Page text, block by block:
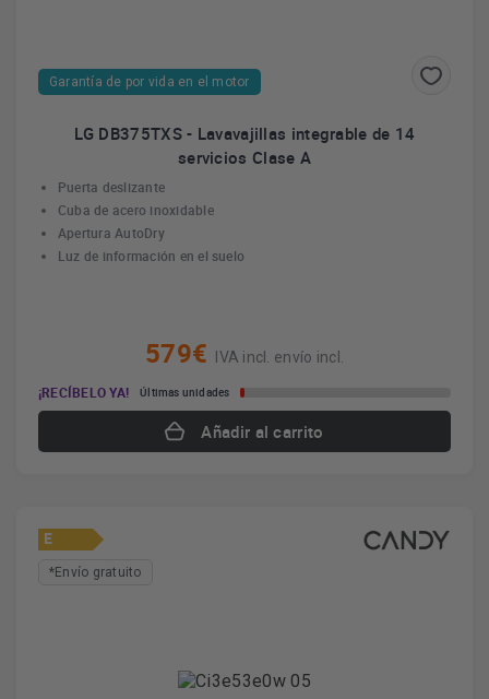
Garantía de por vida en el motor
LG DB375TXS - Lavavajillas integrable de 14
servicios Clase A
Puerta deslizante
Cuba de acero inoxidable
Apertura AutoDry
Luz de información en el suelo
579€
IVA incl. envío incl.
¡RECÍBELO YA!
Últimas unidades
Añadir al carrito
E
*Envío gratuito